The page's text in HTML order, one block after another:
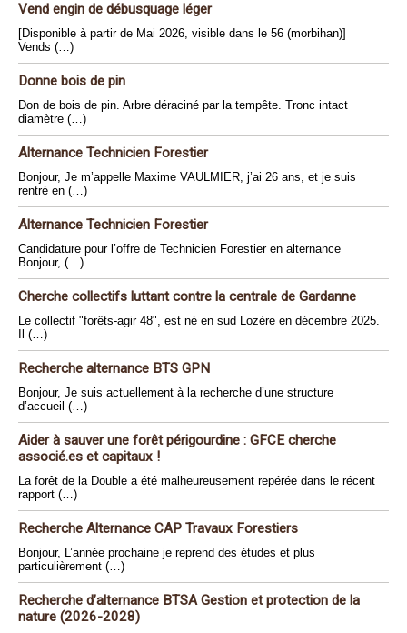
Vend engin de débusquage léger
[Disponible à partir de Mai 2026, visible dans le 56 (morbihan)]
Vends (…)
Donne bois de pin
Don de bois de pin. Arbre déraciné par la tempête. Tronc intact
diamètre (…)
Alternance Technicien Forestier
Bonjour, Je m’appelle Maxime VAULMIER, j’ai 26 ans, et je suis
rentré en (…)
Alternance Technicien Forestier
Candidature pour l’offre de Technicien Forestier en alternance
Bonjour, (…)
Cherche collectifs luttant contre la centrale de Gardanne
Le collectif "forêts-agir 48", est né en sud Lozère en décembre 2025.
Il (…)
Recherche alternance BTS GPN
Bonjour, Je suis actuellement à la recherche d’une structure
d’accueil (…)
Aider à sauver une forêt périgourdine : GFCE cherche
associé.es et capitaux !
La forêt de la Double a été malheureusement repérée dans le récent
rapport (…)
Recherche Alternance CAP Travaux Forestiers
Bonjour, L’année prochaine je reprend des études et plus
particulièrement (…)
Recherche d’alternance BTSA Gestion et protection de la
nature (2026-2028)